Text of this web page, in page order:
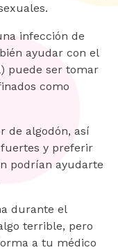
infección de
ayudar con el
puede ser tomar
como
de algodón, así
y preferir
podrían ayudarte
durante el
terrible, pero
a tu médico